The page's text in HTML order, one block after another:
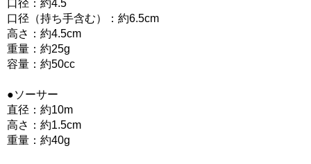
口径：約4.5
口径（持ち手含む）：約6.5cm
高さ：約4.5cm
重量：約25g
容量：約50cc
●ソーサー
直径：約10m
高さ：約1.5cm
重量：約40g